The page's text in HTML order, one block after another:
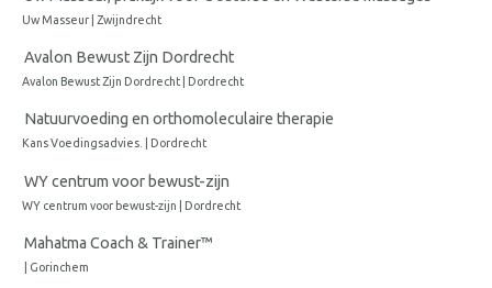
Uw Masseur | Zwijndrecht
Avalon Bewust Zijn Dordrecht
Avalon Bewust Zijn Dordrecht | Dordrecht
Natuurvoeding en orthomoleculaire therapie
Kans Voedingsadvies. | Dordrecht
WY centrum voor bewust-zijn
WY centrum voor bewust-zijn | Dordrecht
Mahatma Coach & Trainer™
| Gorinchem